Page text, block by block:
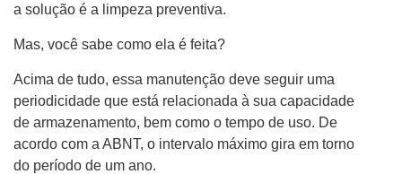
a solução é a limpeza preventiva.
Mas, você sabe como ela é feita?
Acima de tudo, essa manutenção deve seguir uma
periodicidade que está relacionada à sua capacidade
de armazenamento, bem como o tempo de uso. De
acordo com a ABNT, o intervalo máximo gira em torno
do período de um ano.